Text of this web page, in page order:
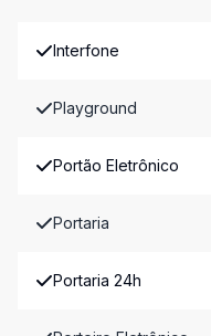
Interfone
Playground
Portão Eletrônico
Portaria
Portaria 24h